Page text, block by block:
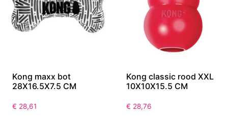
Kong maxx bot
28X16.5X7.5 CM
€ 28,61
Kong classic rood XXL
10X10X15.5 CM
€ 28,76